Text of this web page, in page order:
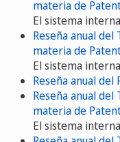
materia de
El sistema
Reseña anual
materia de
El sistema
Reseña anual del
Reseña anual
materia de
El sistema